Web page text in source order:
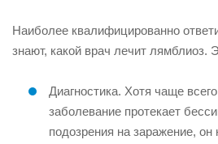
Наиболее квалифицированно
знают, какой врач лечит лямблиоз.
Диагностика. Хотя чаще
заболевание протекает
подозрения на заражение,